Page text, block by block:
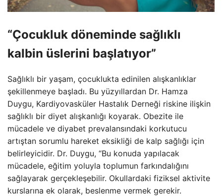
“Çocukluk döneminde sağlıklı
kalbin üslerini başlatıyor”
Sağlıklı bir yaşam, çocuklukta edinilen alışkanlıklar
şekillenmeye başladı. Bu yüzyıllardan Dr. Hamza
Duygu, Kardiyovasküler Hastalık Derneği riskine ilişkin
sağlıklı bir diyet alışkanlığı koyarak. Obezite ile
mücadele ve diyabet prevalansındaki korkutucu
artıştan sorumlu hareket eksikliği de kalp sağlığı için
belirleyicidir. Dr. Duygu, “Bu konuda yapılacak
mücadele, eğitim yoluyla toplumun farkındalığını
sağlayarak gerçekleşebilir. Okullardaki fiziksel aktivite
kurslarına ek olarak, beslenme vermek gerekir.